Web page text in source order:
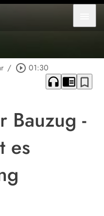
/ play_circle_outline 01:30
headphones chrome_reader_mode bookmark_border
Bauzug -
es